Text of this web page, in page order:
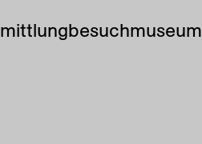
besuchmuseum